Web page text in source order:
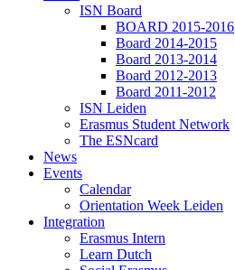
ISN Board
BOARD 2015-2016
Board 2014-2015
Board 2013-2014
Board 2012-2013
Board 2011-2012
ISN Leiden
Erasmus Student Network
The ESNcard
News
Events
Calendar
Orientation Week Leiden
Integration
Erasmus Intern
Learn Dutch